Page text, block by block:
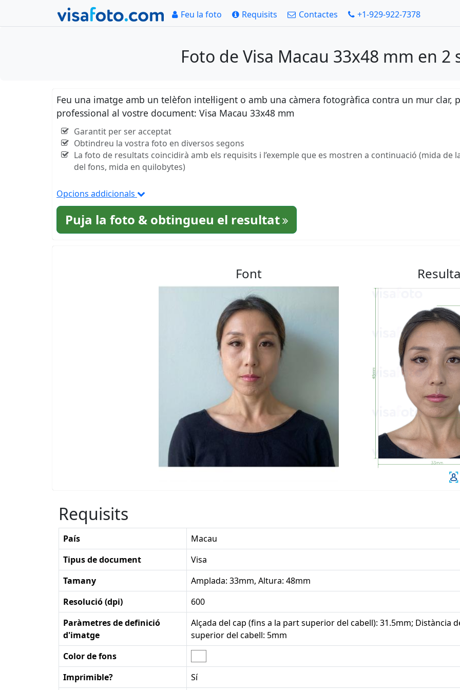
Feu la foto Requisits Contactes +1-929-922-7378
Foto de Visa Macau 33x48 mm en 2
Feu una imatge amb un telèfon intel·ligent o amb una càmera fotogràfica contra un mur
professional al vostre document: Visa Macau 33x48 mm
Garantit per ser acceptat
Obtindreu la vostra foto en diversos segons
La foto de resultats coincidirà amb els requisits i l’exemple que es mostren a continuació (mida de
del fons, mida en quilobytes)
Opcions addicionals
Puja la foto & obtingueu el resultat
Font
Requisits
País
Macau
Tipus de document
Visa
Tamany
Amplada: 33mm, Altura: 48mm
Resolució (dpi)
600
Paràmetres de definició
d'imatge
Alçada del cap (fins a la part superior del cabell): 31.5mm; Distància
superior del cabell: 5mm
Color de fons
Imprimible?
Sí